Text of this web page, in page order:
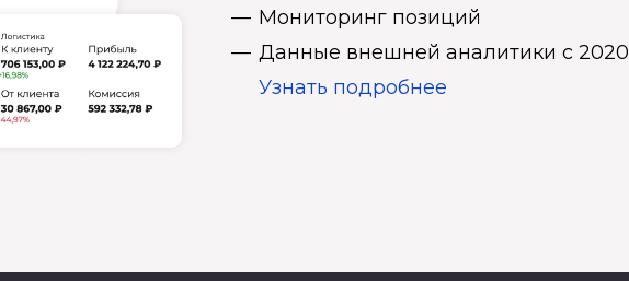
Мониторинг позиций
Данные внешней аналитики с 2020
Узнать подробнее